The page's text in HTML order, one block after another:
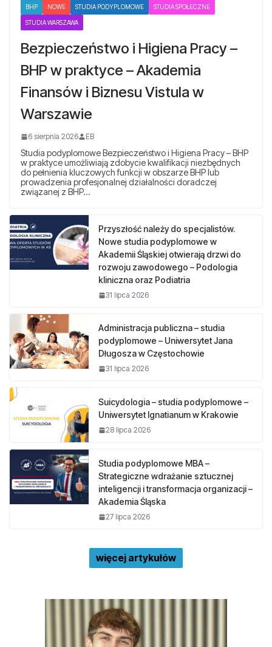
BHP NOWE STUDIA PODYPLOMOWE STUDIA SPOŁECZNE
STUDIA WARSZAWA
Bezpieczeństwo i Higiena Pracy –
BHP w praktyce – Akademia
Finansów i Biznesu Vistula w
Warszawie
6 sierpnia 2026 EB
Studia podyplomowe Bezpieczeństwo i Higiena Pracy – BHP
w praktyce umożliwiają zdobycie kwalifikacji niezbędnych
do pełnienia kluczowych funkcji w obszarze BHP lub
prowadzenia profesjonalnej działalności doradczej
związanej z BHP…
Przyszłość należy do specjalistów.
Nowe studia podyplomowe w
Akademii Śląskiej otwierają drzwi do
rozwoju zawodowego – Podologia
kliniczna oraz Podiatria
31 lipca 2026
Administracja publiczna – studia
podyplomowe – Uniwersytet Jana
Długosza w Częstochowie
31 lipca 2026
Suicydologia – studia podyplomowe –
Uniwersytet Ignatianum w Krakowie
28 lipca 2026
Studia podyplomowe MBA –
Strategiczne wdrażanie sztucznej
inteligencji i transformacja organizacji –
Akademia Śląska
27 lipca 2026
więcej artykułów